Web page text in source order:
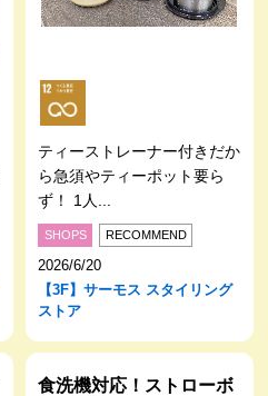
ティーストレーナー付きだか
ら急須やティーポット要ら
ず！ 1人...
SHOPS RECOMMEND
2026/6/20
【3F】サーモス スタイリング
ストア
食洗機対応！ストローボ